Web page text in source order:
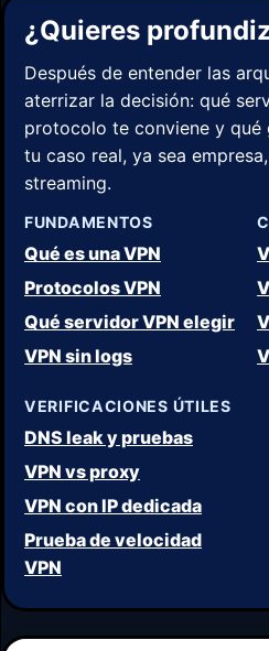
¿Quieres
Después de entender las
aterrizar la decisión: qué
protocolo te conviene y qué
tu caso real, ya sea
streaming.
FUNDAMENTOS
Qué es una VPN
Protocolos VPN
Qué servidor VPN elegir
VPN sin logs
VERIFICACIONES ÚTILES
DNS leak y pruebas
VPN vs proxy
VPN con IP dedicada
Prueba de velocidad
VPN